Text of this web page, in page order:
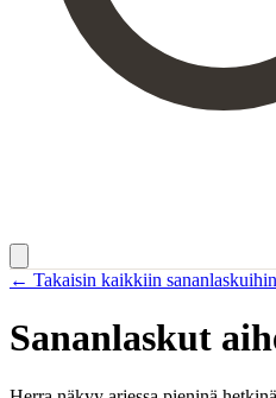
← Takaisin kaikkiin sananlaskuihin
Sananlaskut